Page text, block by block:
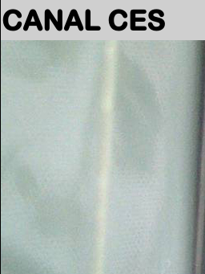
CANAL CES